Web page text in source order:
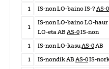
1
IS-non LO-baino IS-? AS-0
1
IS-non LO-baino LO-haur
LO-eta AB AS-0IS-non
1
IS-non LO-kasuAS-0AB
1
IS-nondik AB AS-0IS-